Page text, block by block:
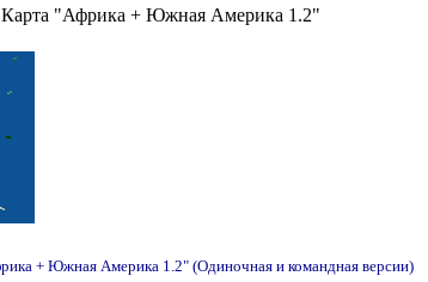
Карта "Африка + Южная Америка 1.2"
+ Южная Америка 1.2" (Одиночная и командная версии)